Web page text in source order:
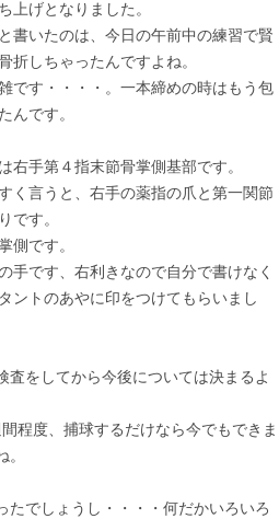
上げとなりました。
書いたのは、今日の午前中の練習で賢
折しちゃったんですよね。
です・・・・。一本締めの時はもう包
んです。
右手第４指末節骨掌側基部です。
く言うと、右手の薬指の爪と第一関節
です。
側です。
手です、右利きなので自分で書けなく
ントのあやに印をつけてもらいまし
をしてから今後については決まるよ
程度、捕球するだけなら今でもできま
たでしょうし・・・・何だかいろいろ